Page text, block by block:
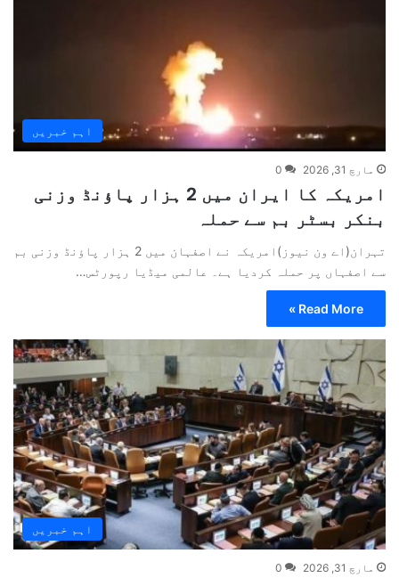
اہم خبریں
مارچ 31, 2026 0
امریکہ کا ایران میں 2 ہزار پاؤنڈ وزنی
بنکر بسٹر بم سے حملہ
تہران(اے ون نیوز)امریکہ نے اصفہان میں 2 ہزار پاؤنڈ وزنی بم
سے اصفہاں پر حملہ کردیا ہے۔ عالمی میڈیا رپورٹس…
Read More »
اہم خبریں
مارچ 31, 2026 0